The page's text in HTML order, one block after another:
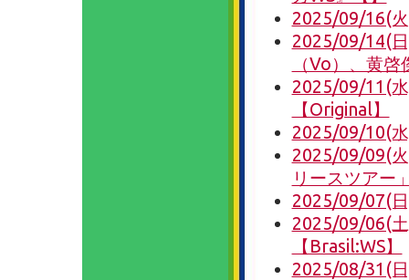
2025/09/16(
2025/09/14(
（Vo）、黄
2025/09/11(
【Original】
2025/09/10(
2025/09/09(
リースツアー
2025/09/07(
2025/09/06(
【Brasil:WS】
2025/08/31(